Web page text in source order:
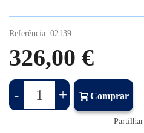
Referência: 02139
326,00 €
- + Comprar
Partilhar